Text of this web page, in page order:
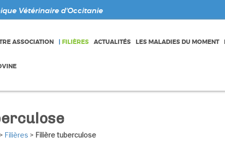
Vétérinaire d'Occitanie
ASSOCIATION FILIÈRES ACTUALITÉS LES MALADIES DU MOMENT
Filières > Filière tuberculose